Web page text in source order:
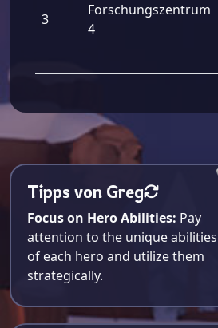
3
Forschungszentrum
4
Tipps von Greg
Focus on Hero Abilities: Pay
attention to the unique abilities
of each hero and utilize them
strategically.